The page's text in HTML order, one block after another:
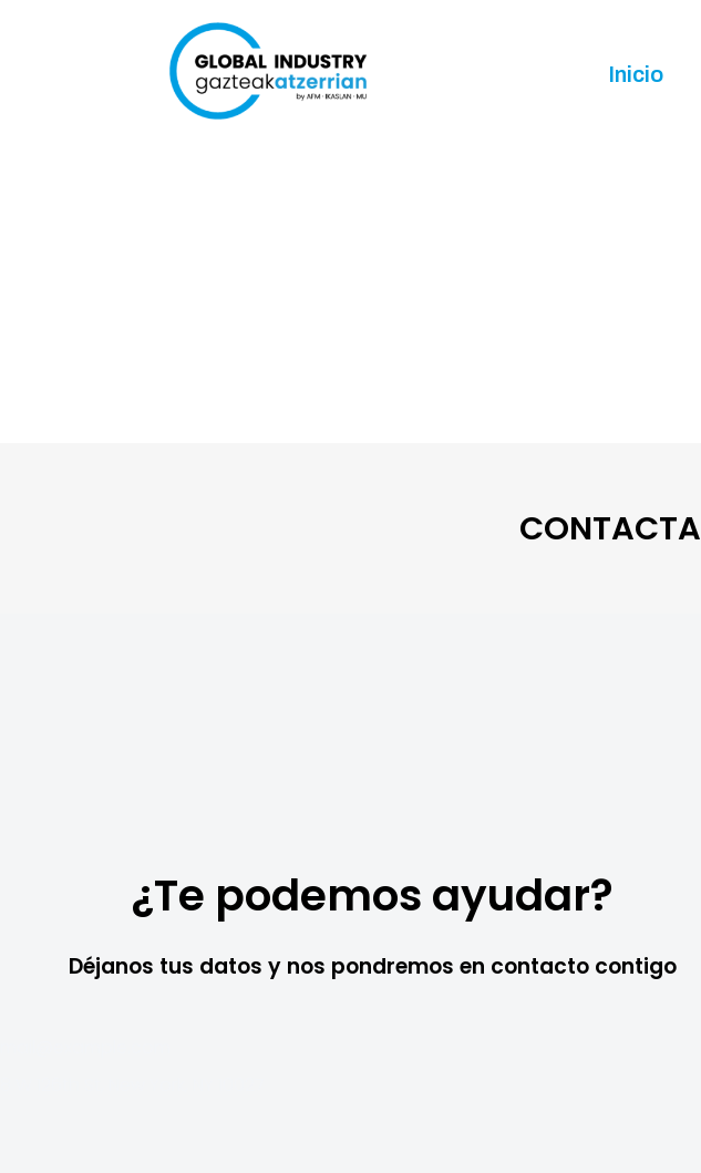
Inicio
¿Te podemos ayudar?
Déjanos tus datos y nos pondremos en contacto contigo